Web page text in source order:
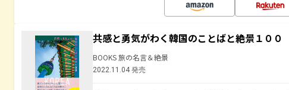
共感と勇気がわく韓国のことばと絶景１００
BOOKS 旅の名言＆絶景
2022.11.04 発売